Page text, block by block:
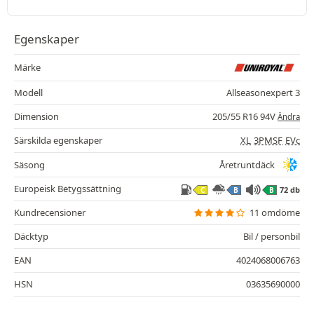
Egenskaper
Märke
Modell
Allseasonexpert 3
Dimension
205/55 R16 94V Ändra
Särskilda egenskaper XL 3PMSF EVc
Säsong
Åretruntdäck
Europeisk Betygssättning
C B B 72 db
Kundrecensioner
11 omdöme
Däcktyp
Bil / personbil
EAN
4024068006763
HSN
03635690000